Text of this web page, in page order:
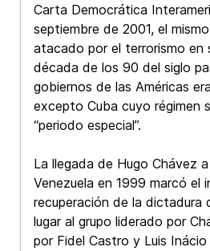
Carta Democrática
septiembre de 2001, el
atacado por el terrorismo en
década de los 90 del siglo
gobiernos de las Américas
excepto Cuba cuyo régimen
“periodo especial”.
La llegada de Hugo Chávez
Venezuela en 1999 marcó el
recuperación de la dictadura
lugar al grupo liderado por
por Fidel Castro y Luis Inácio